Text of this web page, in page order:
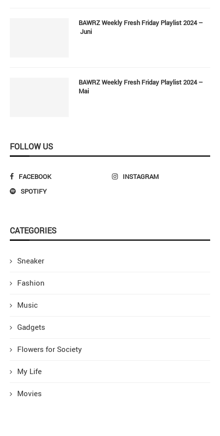
BAWRZ Weekly Fresh Friday Playlist 2024 –
Juni
BAWRZ Weekly Fresh Friday Playlist 2024 –
Mai
FOLLOW US
FACEBOOK
INSTAGRAM
SPOTIFY
CATEGORIES
Sneaker
Fashion
Music
Gadgets
Flowers for Society
My Life
Movies